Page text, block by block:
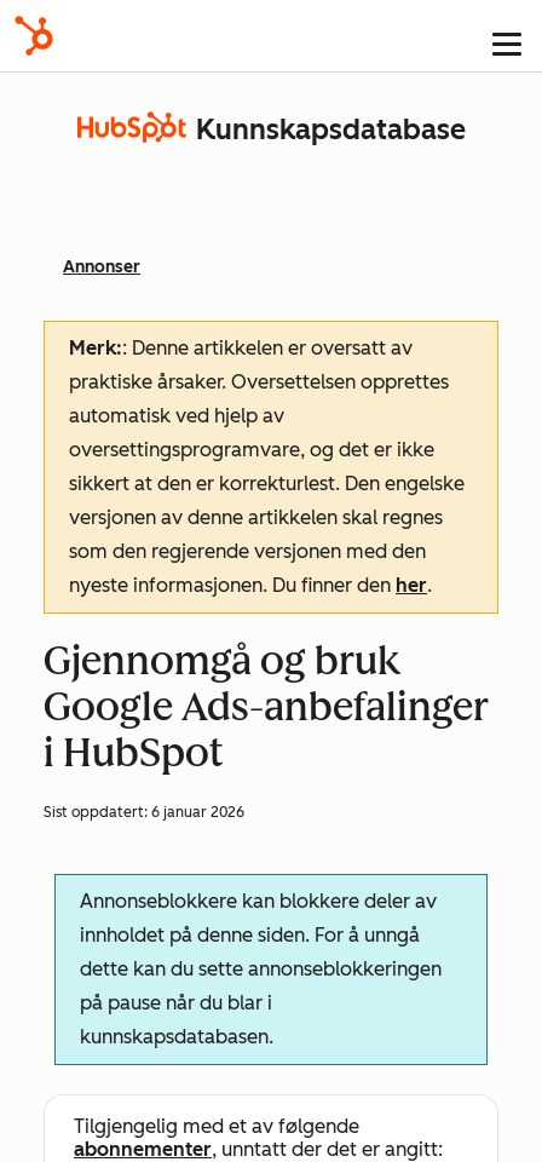
Kunnskapsdatabase
Annonser
Merk:: Denne artikkelen er oversatt av
praktiske årsaker. Oversettelsen opprettes
automatisk ved hjelp av
oversettingsprogramvare, og det er ikke
sikkert at den er korrekturlest. Den engelske
versjonen av denne artikkelen skal regnes
som den regjerende versjonen med den
nyeste informasjonen. Du finner den her.
Gjennomgå og bruk
Google Ads-anbefalinger
i HubSpot
Sist oppdatert: 6 januar 2026
Annonseblokkere kan blokkere deler av
innholdet på denne siden. For å unngå
dette kan du sette annonseblokkeringen
på pause når du blar i
kunnskapsdatabasen.
Tilgjengelig med et av følgende
abonnementer, unntatt der det er angitt: